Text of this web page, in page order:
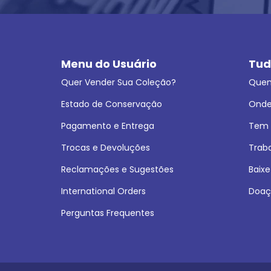
Menu do Usuário
Quer Vender Sua Coleção?
Estado de Conservação
Pagamento e Entrega
Trocas e Devoluções
Reclamações e Sugestões
International Orders
Perguntas Frequentes
Tem